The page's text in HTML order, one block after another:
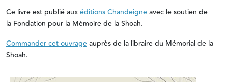
Ce livre est publié auxéditions Chandeigneavec le soutien de
la Fondation pour la Mémoire de la Shoah.
Commander cet ouvrageauprès de la libraire du Mémorial de la
Shoah.